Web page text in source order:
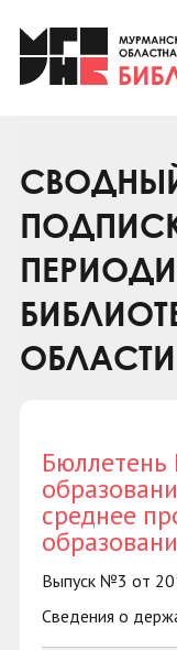
Клуб
Клуб
ОБЛАСТИ
Бюллетень
среднее
Выпуск №3 от
Сведения о